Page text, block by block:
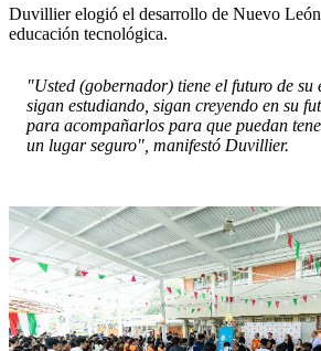
Duvillier elogió el desarrollo de Nuevo
educación tecnológica.
"Usted (gobernador) tiene el futuro de su
sigan estudiando, sigan creyendo en su
para acompañarlos para que puedan
un lugar seguro", manifestó Duvillier.